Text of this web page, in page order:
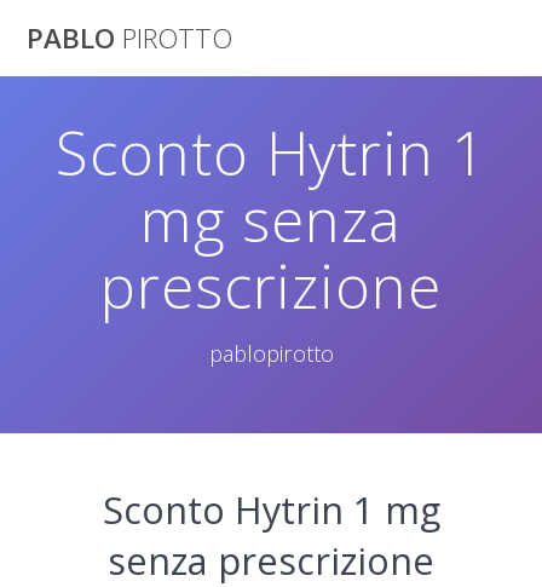
PABLO PIROTTO
Sconto Hytrin 1
mg senza
prescrizione
pablopirotto
Sconto Hytrin 1 mg
senza prescrizione